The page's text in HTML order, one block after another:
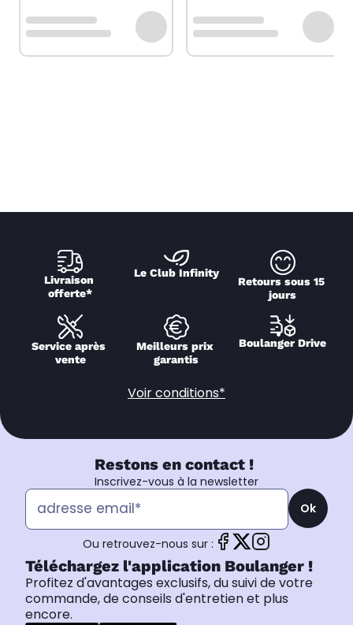
Livraison
offerte*
Le Club Infinity
Retours sous 15
jours
Service après
vente
Meilleurs prix
garantis
Boulanger Drive
Voir conditions*
Restons en contact !
Inscrivez-vous à la newsletter
Ok
Ou retrouvez-nous sur :
Téléchargez l'application Boulanger !
Profitez d'avantages exclusifs, du suivi de votre
commande, de conseils d'entretien et plus
encore.